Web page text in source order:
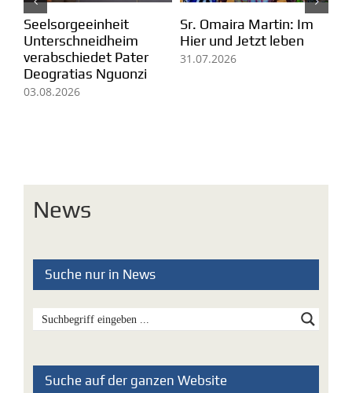
Brasilien: Der Erfolg der
Menschen in Pequiá
29.07.2026
Kolumbien: Mission in
Arauca
07.08.2026